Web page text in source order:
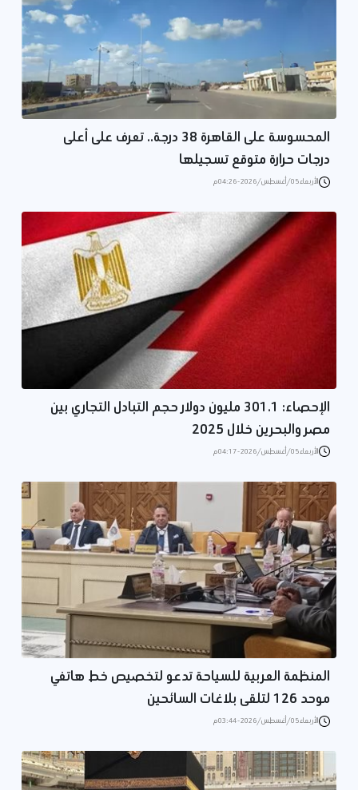
المحسوسة على القاهرة 38 درجة.. تعرف على أعلى
درجات حرارة متوقع تسجيلها
الأربعاء 05/أغسطس/2026 - 04:26 م
الإحصاء: 301.1 مليون دولار حجم التبادل التجاري بين
مصر والبحرين خلال 2025
الأربعاء 05/أغسطس/2026 - 04:17 م
المنظمة العربية للسياحة تدعو لتخصيص خط هاتفي
موحد 126 لتلقى بلاغات السائحين
الأربعاء 05/أغسطس/2026 - 03:44 م